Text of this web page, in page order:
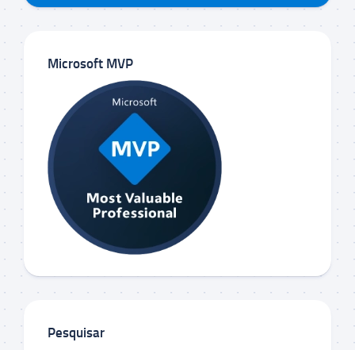
Microsoft MVP
Pesquisar